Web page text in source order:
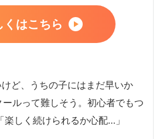
くはこちら
けど、うちの子にはまだ早いか
ルって難しそう。初心者でもつ
しく続けられるか心配…」